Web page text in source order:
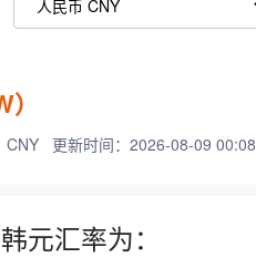
CNY 更新时间：2026-08-09
元汇率为：